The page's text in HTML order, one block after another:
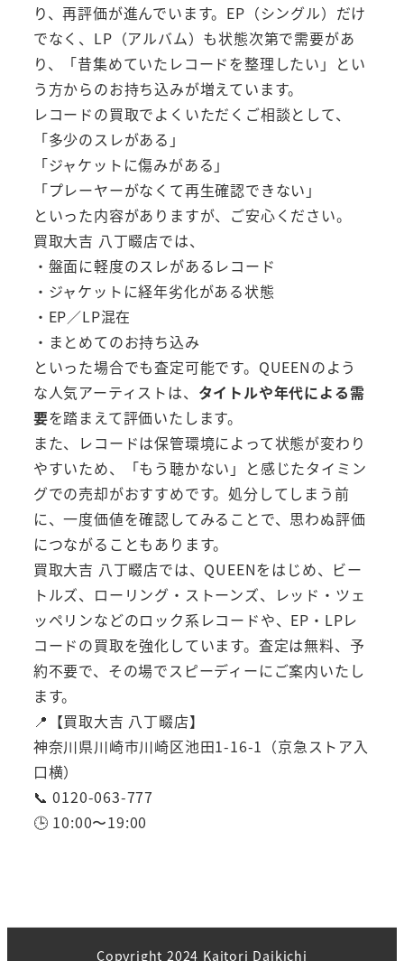
り、再評価が進んでいます。EP（シングル）だけ
でなく、LP（アルバム）も状態次第で需要があ
り、「昔集めていたレコードを整理したい」とい
う方からのお持ち込みが増えています。
レコードの買取でよくいただくご相談として、
「多少のスレがある」
「ジャケットに傷みがある」
「プレーヤーがなくて再生確認できない」
といった内容がありますが、ご安心ください。
買取大吉 八丁畷店では、
・盤面に軽度のスレがあるレコード
・ジャケットに経年劣化がある状態
・EP／LP混在
・まとめてのお持ち込み
といった場合でも査定可能です。QUEENのよう
な人気アーティストは、 タイトルや年代による需
要を踏まえて評価いたします。
また、レコードは保管環境によって状態が変わり
やすいため、「もう聴かない」と感じたタイミン
グでの売却がおすすめです。処分してしまう前
に、一度価値を確認してみることで、思わぬ評価
につながることもあります。
買取大吉 八丁畷店では、QUEENをはじめ、ビー
トルズ、ローリング・ストーンズ、レッド・ツェ
ッペリンなどのロック系レコードや、EP・LPレ
コードの買取を強化しています。査定は無料、予
約不要で、その場でスピーディーにご案内いたし
ます。
📍【買取大吉 八丁畷店】
神奈川県川崎市川崎区池田1-16-1（京急ストア入
口横）
📞 0120-063-777
🕒 10:00〜19:00
Copyright 2024 Kaitori Daikichi